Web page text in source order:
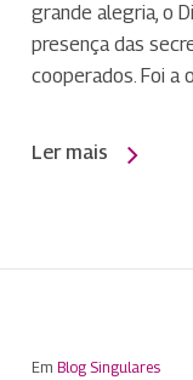
grande alegria, o
presença das
cooperados. Foi a
Ler mais
Em Blog Singulares